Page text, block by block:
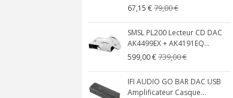
67,15 €79,00 €
SMSL PL200 Lecteur CD DAC
AK4499EX + AK4191EQ...
599,00 €739,00 €
IFI AUDIO GO BAR DAC USB
Amplificateur Casque...